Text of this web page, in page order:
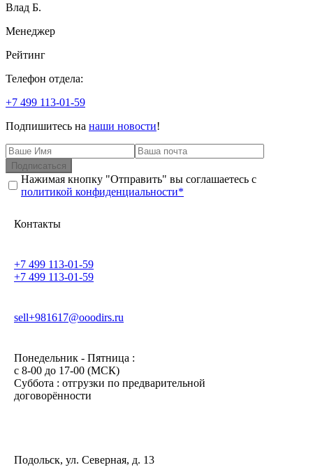
Влад Б.
Менеджер
Рейтинг
Телефон отдела:
+7 499 113-01-59
Подпишитесь на наши новости!
Подписаться
Нажимая кнопку "Отправить" вы соглашаетесь с
политикой конфиденциальности*
Контакты
+7 499 113-01-59
+7 499 113-01-59
sell+981617@ooodirs.ru
Понедельник - Пятница :
c 8-00 до 17-00 (МСК)
Суббота : отгрузки по предварительной
договорённости
Подольск, ул. Северная, д. 13